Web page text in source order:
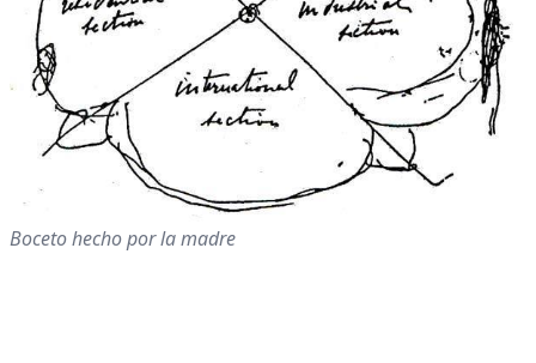
Boceto hecho por la madre